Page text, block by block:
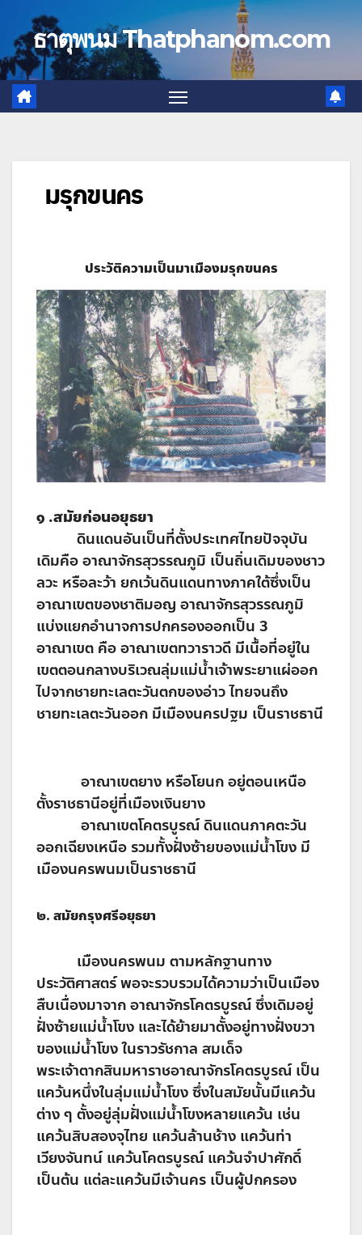
contentธาตุพนม Thatphanom.com
มรุกขนคร
ประวัติความเป็นมาเมืองมรุกขนคร
๑ .สมัยก่อนอยุธยา
ดินแดนอันเป็นที่ตั้งประเทศไทยปัจจุบัน
เดิมคือ อาณาจักรสุวรรณภูมิ เป็นถิ่นเดิมของชาว
ลวะ หรือละว้า ยกเว้นดินแดนทางภาคใต้ซึ่งเป็น
อาณาเขตของชาติมอญ อาณาจักรสุวรรณภูมิ
แบ่งแยกอำนาจการปกครองออกเป็น 3
อาณาเขต คือ อาณาเขตทวาราวดี มีเนื้อที่อยู่ใน
เขตตอนกลางบริเวณลุ่มแม่น้ำเจ้าพระยาแผ่ออก
ไปจากชายทะเลตะวันตกของอ่าว ไทยจนถึง
ชายทะเลตะวันออก มีเมืองนครปฐม เป็นราชธานี
อาณาเขตยาง หรือโยนก อยู่ตอนเหนือ
ตั้งราชธานีอยู่ที่เมืองเงินยาง
อาณาเขตโคตรบูรณ์ ดินแดนภาคตะวัน
ออกเฉียงเหนือ รวมทั้งฝั่งซ้ายของแม่น้ำโขง มี
เมืองนครพนมเป็นราชธานี
๒. สมัยกรุงศรีอยุธยา
เมืองนครพนม ตามหลักฐานทาง
ประวัติศาสตร์ พอจะรวบรวมได้ความว่าเป็นเมือง
สืบเนื่องมาจาก อาณาจักรโคตรบูรณ์ ซึ่งเดิมอยู่
ฝั่งซ้ายแม่น้ำโขง และได้ย้ายมาตั้งอยู่ทางฝั่งขวา
ของแม่น้ำโขง ในราวรัชกาล สมเด็จ
พระเจ้าตากสินมหาราชอาณาจักรโคตรบูรณ์ เป็น
แคว้นหนึ่งในลุ่มแม่น้ำโขง ซึ่งในสมัยนั้นมีแคว้น
ต่าง ๆ ตั้งอยู่ลุ่มฝั่งแม่น้ำโขงหลายแคว้น เช่น
แคว้นสิบสองจุไทย แคว้นล้านช้าง แคว้นท่า
เวียงจันทน์ แคว้นโคตรบูรณ์ แคว้นจำปาศักดิ์
เป็นต้น แต่ละแคว้นมีเจ้านคร เป็นผู้ปกครอง